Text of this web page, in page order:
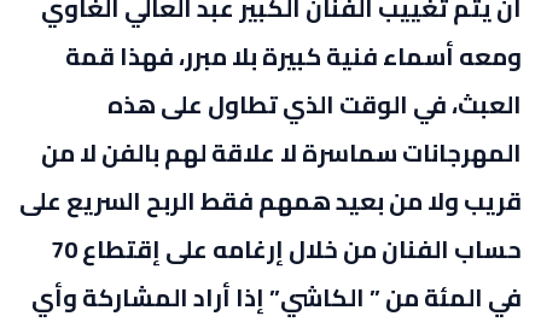
ومعه أسماء فنية كبيرة بلا مبرر، فهذا قمة
العبث، في الوقت الذي تطاول على هذه
المهرجانات سماسرة لا علاقة لهم بالفن لا من
قريب ولا من بعيد همهم فقط الربح السريع على
حساب الفنان من خلال إرغامه على إقتطاع 70
في المئة من ” الكاشي” إذا أراد المشاركة وأي